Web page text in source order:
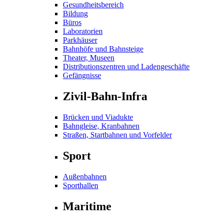
Gesundheitsbereich
Bildung
Büros
Laboratorien
Parkhäuser
Bahnhöfe und Bahnsteige
Theater, Museen
Distributionszentren und Ladengeschäfte
Gefängnisse
Zivil-Bahn-Infra
Brücken und Viadukte
Bahngleise, Kranbahnen
Straßen, Startbahnen und Vorfelder
Sport
Außenbahnen
Sporthallen
Maritime